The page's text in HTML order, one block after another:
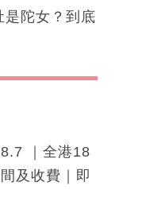
是陀女？到底
｜全港18
及收費｜即